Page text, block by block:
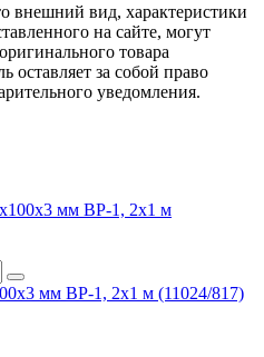
внешний вид, характеристики
на сайте, могут
товара
оставляет за собой право
уведомления.
мм ВР-1, 2х1 м (11024/817)